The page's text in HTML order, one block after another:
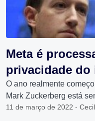
Meta é
privacidade do
O ano realmente
Mark Zuckerberg está
11 de março de 2022 -